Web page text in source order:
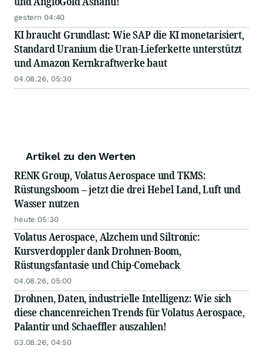
gestern 04:40
KI braucht Grundlast: Wie SAP die KI monetarisiert,
Standard Uranium die Uran-Lieferkette unterstützt
und Amazon Kernkraftwerke baut
04.08.26, 05:30
Artikel zu den Werten
RENK Group, Volatus Aerospace und TKMS:
Rüstungsboom – jetzt die drei Hebel Land, Luft und
Wasser nutzen
heute 05:30
Volatus Aerospace, Alzchem und Siltronic:
Kursverdoppler dank Drohnen-Boom,
Rüstungsfantasie und Chip-Comeback
04.08.26, 05:00
Drohnen, Daten, industrielle Intelligenz: Wie sich
diese chancenreichen Trends für Volatus Aerospace,
Palantir und Schaeffler auszahlen!
03.08.26, 04:50